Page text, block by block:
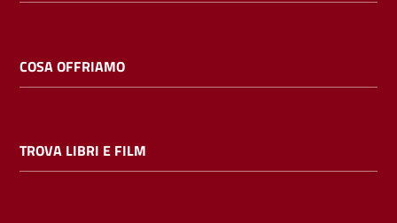
ragazzi
COSA OFFRIAMO
TROVA LIBRI E FILM